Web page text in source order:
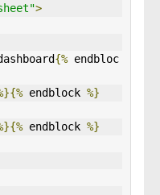
>
{% endbloc
endblock %}
endblock %}